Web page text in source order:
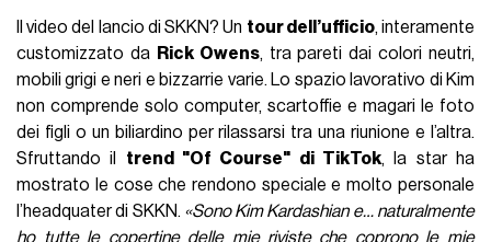
Il video del lancio di SKKN? Un tour dell’ufficio, interamente
customizzato da Rick Owens, tra pareti dai colori neutri,
mobili grigi e neri e bizzarrie varie. Lo spazio lavorativo di Kim
non comprende solo computer, scartoffie e magari le foto
dei figli o un biliardino per rilassarsi tra una riunione e l’altra.
Sfruttando il trend "Of Course" di TikTok, la star ha
mostrato le cose che rendono speciale e molto personale
l’headquater di SKKN. «Sono Kim Kardashian e… naturalmente
ho tutte le copertine delle mie riviste che coprono le mie